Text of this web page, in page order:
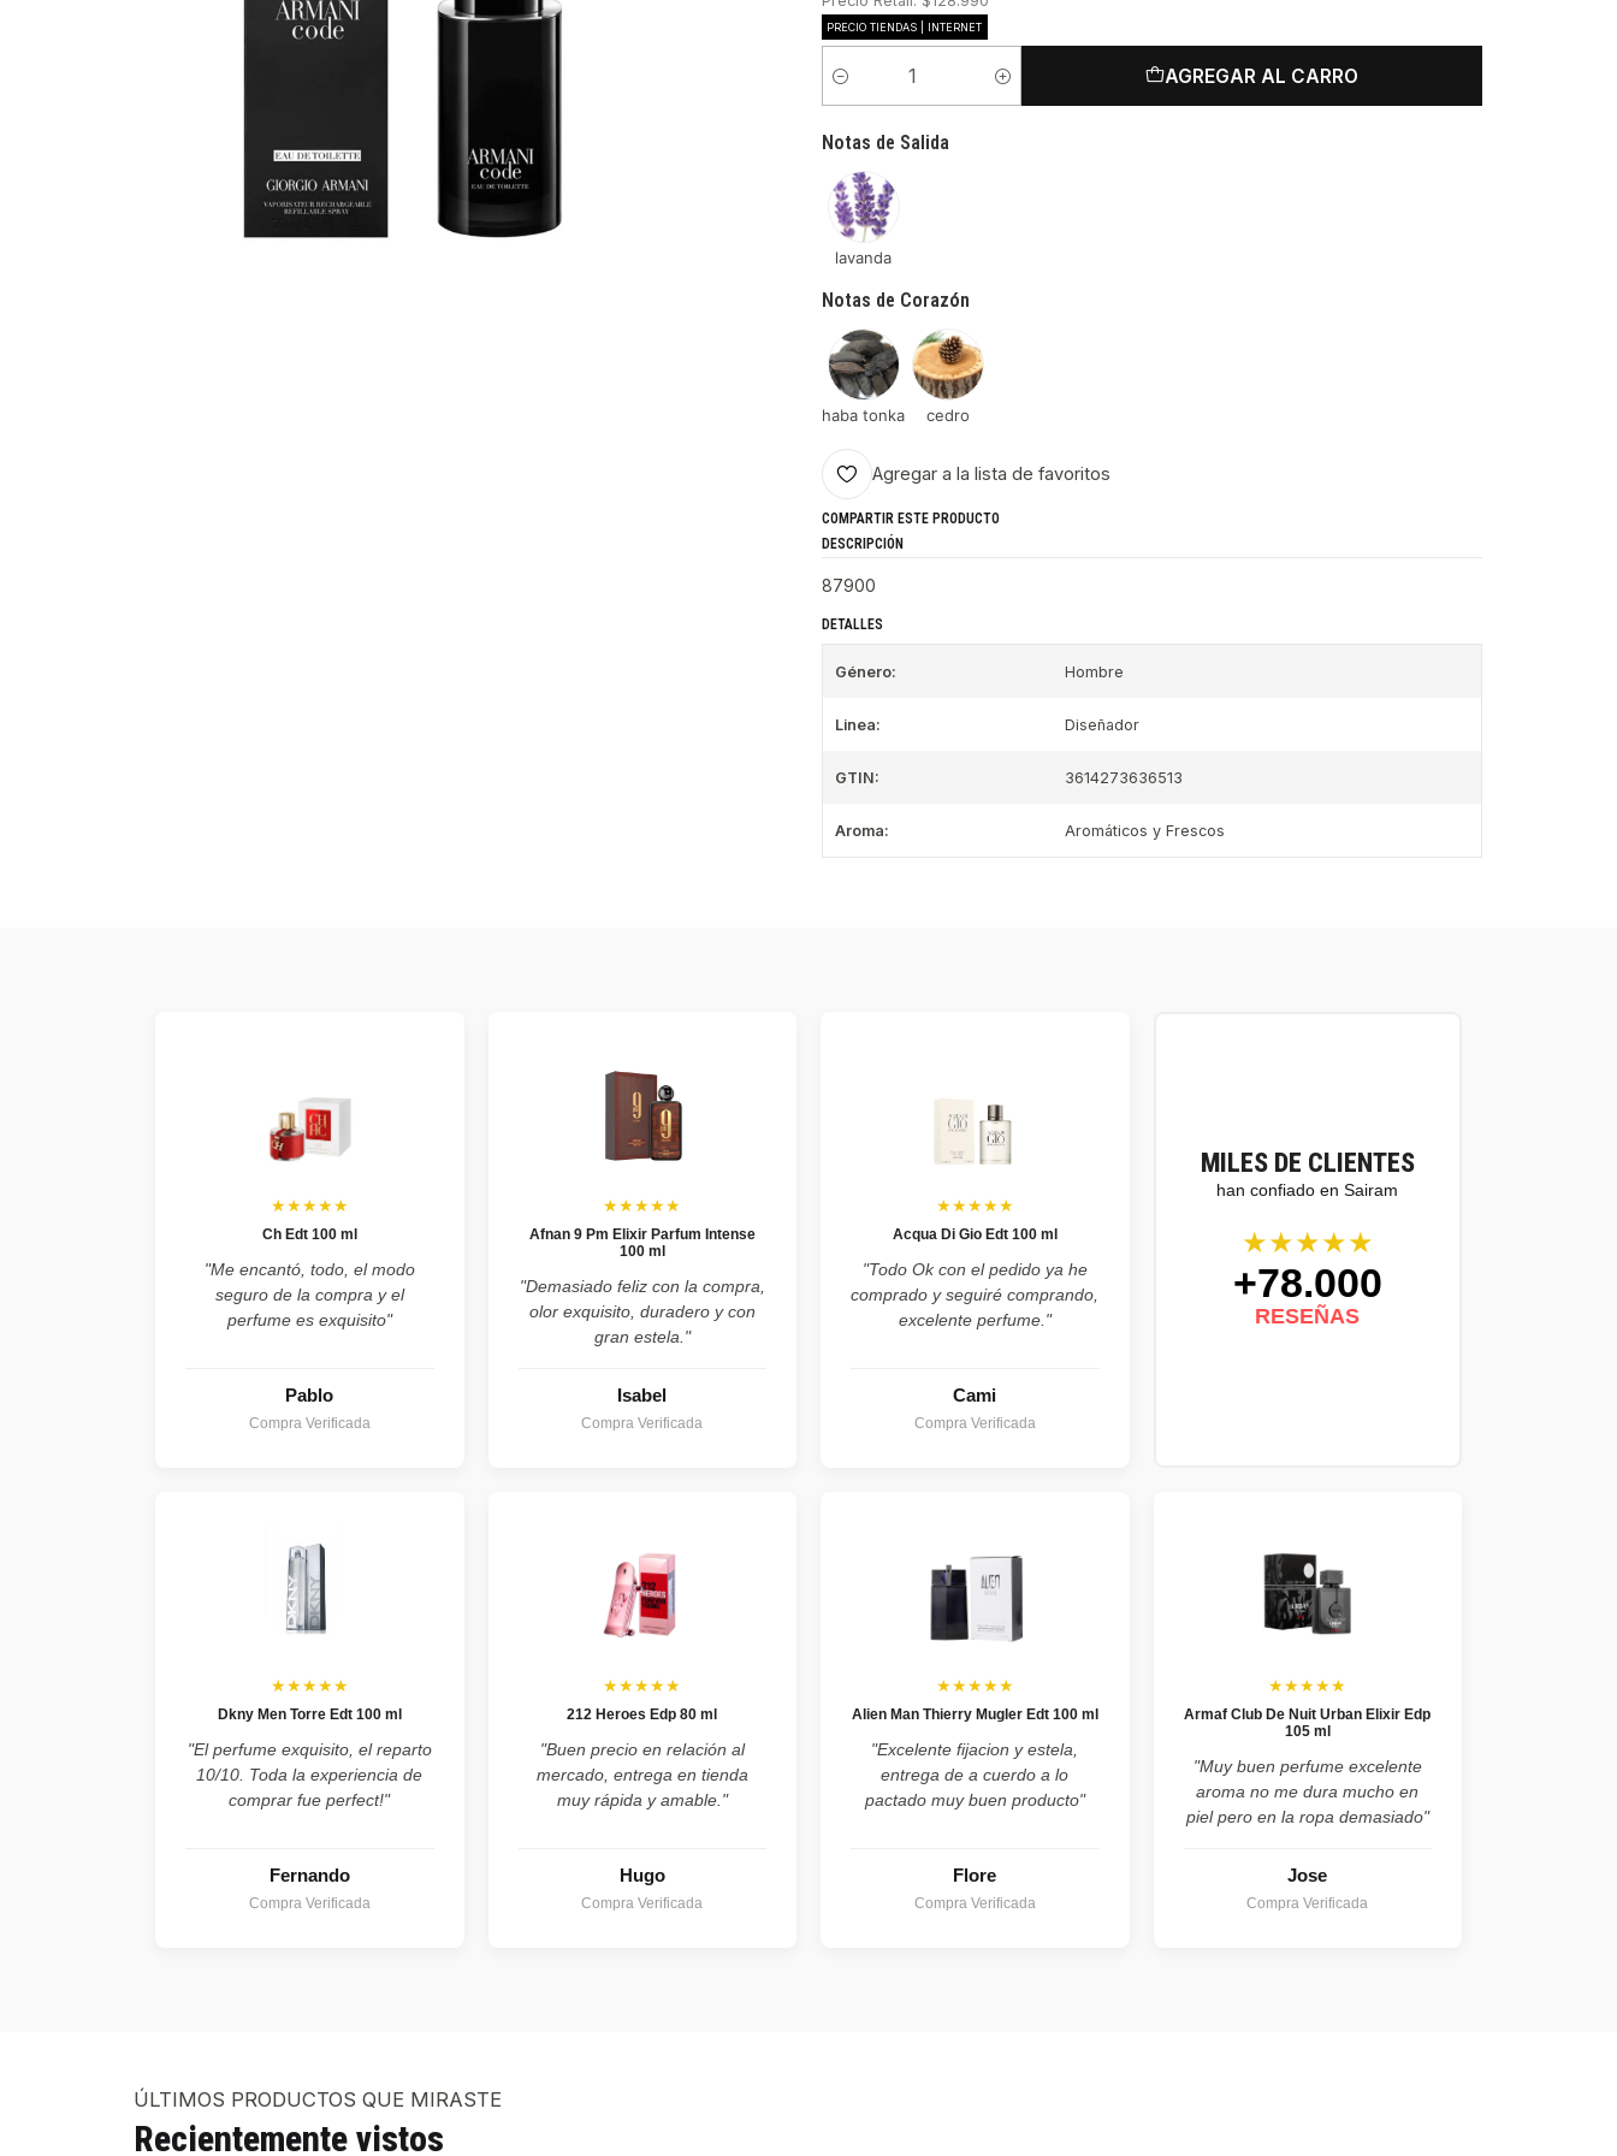
PRECIO TIENDAS | INTERNET
Cantidad
AGREGAR AL CARRO
Notas de Salida
lavanda
Notas de Corazón
haba tonka cedro
Agregar a la lista de favoritos
COMPARTIR ESTE PRODUCTO
DESCRIPCIÓN
87900
DETALLES
Género: Hombre
Linea: Diseñador
GTIN: 3614273636513
Aroma: Aromáticos y Frescos
MILES DE CLIENTES
han confiado en Sairam
★★★★★
+78.000
RESEÑAS
★★★★★
Ch Edt 100 ml
"Me encantó, todo, el modo
seguro de la compra y el
perfume es exquisito"
Pablo
Compra Verificada
★★★★★
Afnan 9 Pm Elixir Parfum Intense
100 ml
"Demasiado feliz con la compra,
olor exquisito, duradero y con
gran estela."
Isabel
Compra Verificada
★★★★★
Acqua Di Gio Edt 100 ml
"Todo Ok con el pedido ya he
comprado y seguiré comprando,
excelente perfume."
Cami
Compra Verificada
★★★★★
Dkny Men Torre Edt 100 ml
"El perfume exquisito, el reparto
10/10. Toda la experiencia de
comprar fue perfect!"
Fernando
Compra Verificada
★★★★★
212 Heroes Edp 80 ml
"Buen precio en relación al
mercado, entrega en tienda
muy rápida y amable."
Hugo
Compra Verificada
★★★★★
Alien Man Thierry Mugler Edt 100 ml
"Excelente fijacion y estela,
entrega de a cuerdo a lo
pactado muy buen producto"
Flore
Compra Verificada
★★★★★
Armaf Club De Nuit Urban Elixir Edp
105 ml
"Muy buen perfume excelente
aroma no me dura mucho en
piel pero en la ropa demasiado"
Jose
Compra Verificada
ÚLTIMOS PRODUCTOS QUE MIRASTE
Recientemente vistos